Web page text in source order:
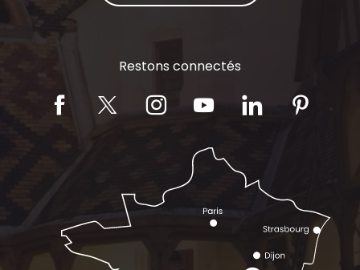
Restons connectés